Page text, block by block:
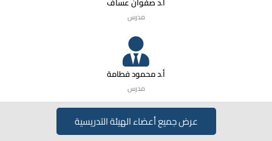
مدرس
أ.د محمود فطامة
مدرس
عرض جميع أعضاء الهيئة التدريسية